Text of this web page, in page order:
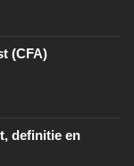
(CFA)
definitie en